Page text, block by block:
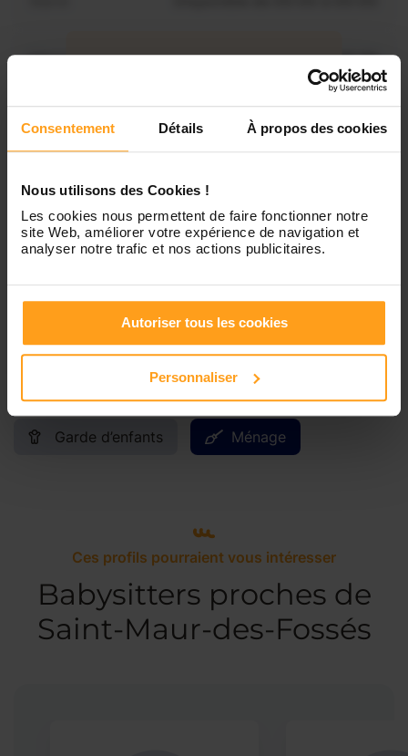
Consentement Détails À propos des cookies
Nous utilisons des Cookies !
Les cookies nous permettent de faire fonctionner notre
site Web, améliorer votre expérience de navigation et
analyser notre trafic et nos actions publicitaires.
Autoriser tous les cookies
Personnaliser
Mercredi Disponible de 00:00 à 00:30
Disponible de 00:00 à 00:00
Samedi Disponible de 00:00 à 00:00
Dimanche Disponible de 00:00 à 00:00
Services proposés
Garde d’enfants Ménage
Ces profils pourraient vous intéresser
Babysitters proches de
Saint-Maur-des-Fossés